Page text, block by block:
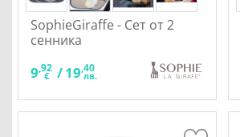
SophieGiraffe - Сет от 2
сенника
9,92
€ /19,40
лв.